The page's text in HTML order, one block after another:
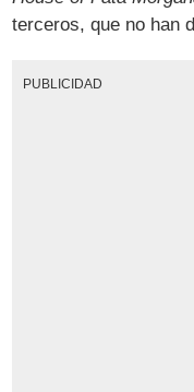
terceros, que no han
PUBLICIDAD